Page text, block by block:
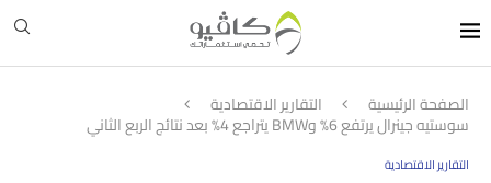
الصفحة الرئيسية التقارير الاقتصادية
سوستيه جينرال يرتفع 6% وBMW يتراجع 4% بعد نتائج الربع الثاني
التقارير الاقتصادية